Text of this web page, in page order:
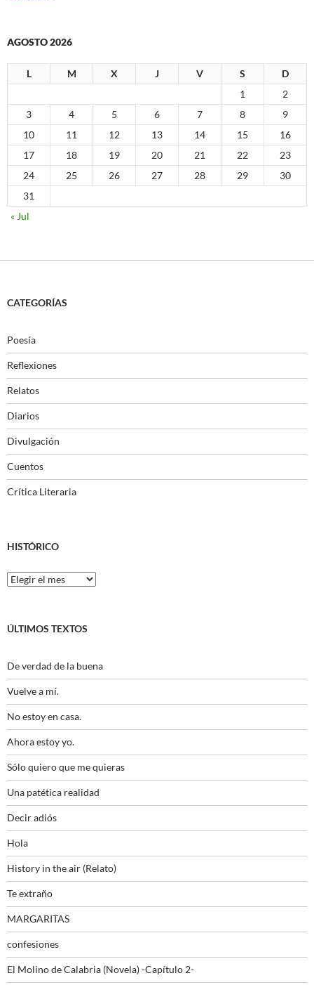
AGOSTO 2026
L M X J V S
D
1
2
3
4 5 6 7 8
9
10
11 12 13 14 15
16
17
18 19 20 21 22
23
24
25 26 27 28 29
30
31
« Jul
CATEGORÍAS
Poesía
Reflexiones
Relatos
Diarios
Divulgación
Cuentos
Crítica Literaria
HISTÓRICO
Histórico
ÚLTIMOS TEXTOS
De verdad de la buena
Vuelve a mí.
No estoy en casa.
Ahora estoy yo.
Sólo quiero que me quieras
Una patética realidad
Decir adiós
Hola
History in the air (Relato)
Te extraño
MARGARITAS
confesiones
El Molino de Calabria (Novela) -Capítulo 2-